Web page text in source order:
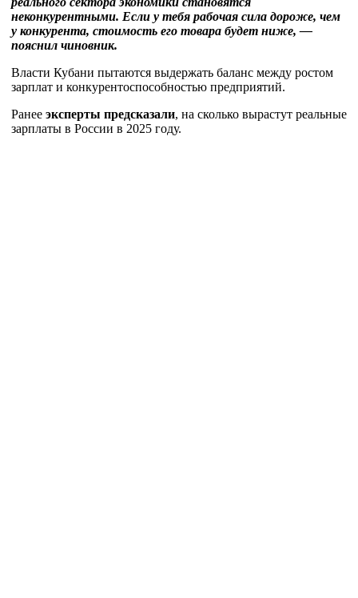
неконкурентными. Если у тебя рабочая сила дороже, чем
у конкурента, стоимость его товара будет ниже, —
пояснил чиновник.
Власти Кубани пытаются выдержать баланс между ростом
зарплат и конкурентоспособностью предприятий.
Ранее эксперты предсказали, на сколько вырастут реальные
зарплаты в России в 2025 году.